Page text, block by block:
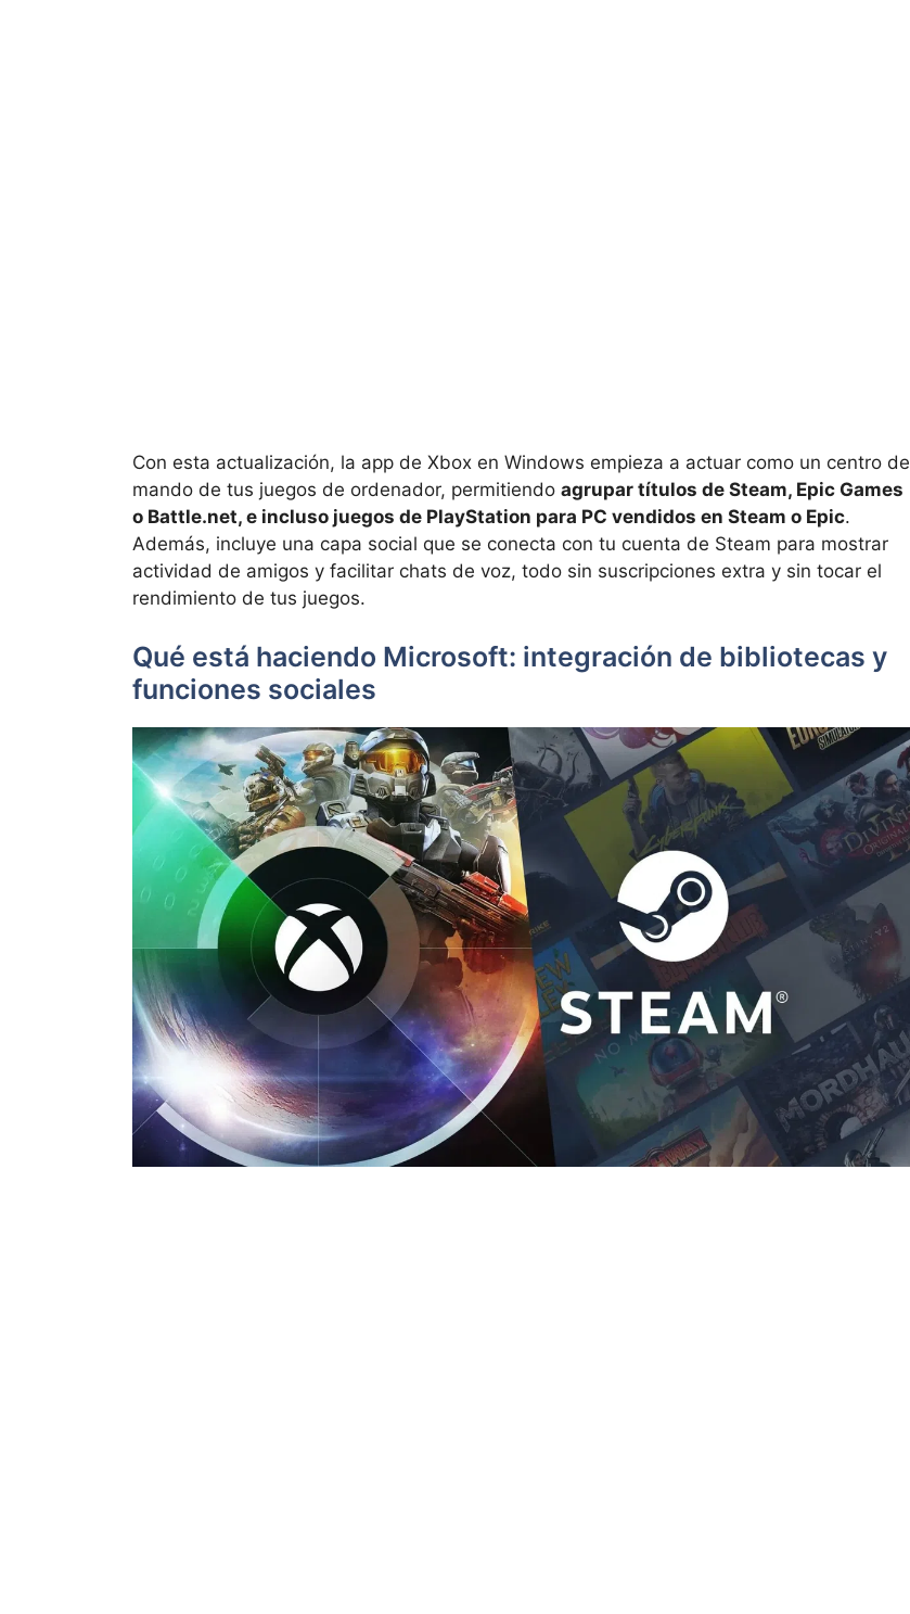
Con esta actualización, la app de Xbox en Windows empieza a actuar como un centro de
mando de tus juegos de ordenador, permitiendo agrupar títulos de Steam, Epic Games
o Battle.net, e incluso juegos de PlayStation para PC vendidos en Steam o Epic.
Además, incluye una capa social que se conecta con tu cuenta de Steam para mostrar
actividad de amigos y facilitar chats de voz, todo sin suscripciones extra y sin tocar el
rendimiento de tus juegos.
Qué está haciendo Microsoft: integración de bibliotecas y
funciones sociales